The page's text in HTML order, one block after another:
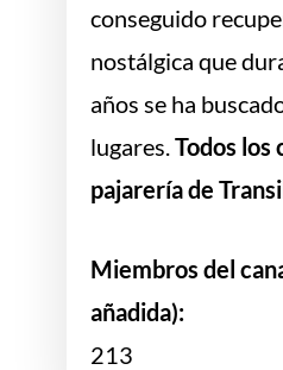
conseguido
nostálgica que
años se ha
lugares. Todos los
pajarería de
Miembros del
añadida):
213